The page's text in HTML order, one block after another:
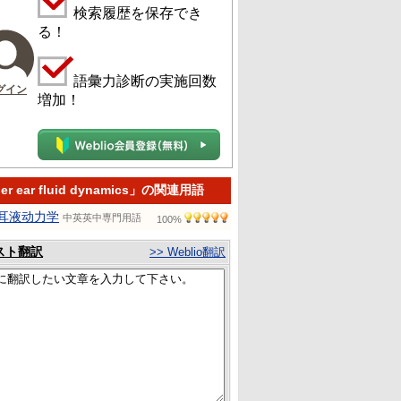
イン
検索履歴を保存でき
る！
語彙力診断の実施回数
増加！
ear fluid dynamics」の関連用語
液动力学 中英英中専門用語 100%
ト翻訳 >> Weblio翻訳